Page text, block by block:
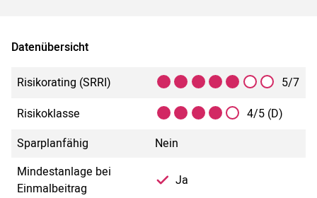
Datenübersicht
Risikorating (SRRI)
5/7
Risikoklasse
4/5 (D)
Sparplanfähig
Nein
Mindestanlage bei
Einmalbeitrag
Ja